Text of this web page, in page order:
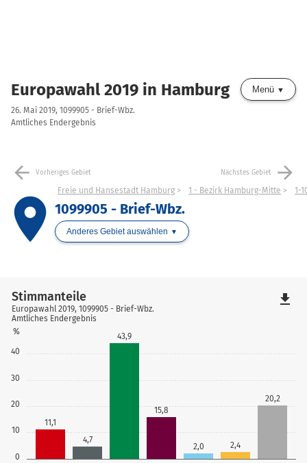
Europawahl 2019 in Hamburg
26. Mai 2019, 1099905 - Brief-Wbz.
Amtliches Endergebnis
Menü
arrow_back Vorheriges Gebiet Nächstes Gebiet arrow_forward
place
Freie und Hansestadt Hamburg 1 - Bezirk Hamburg-Mitte 1-
1099905 - Brief-Wbz.
Anderes Gebiet auswählen
0
10
20
30
40
%
11,1
4,7
43,9
15,8
2,0 2,4
20,2
Stimmanteile
Europawahl 2019, 1099905 - Brief-Wbz.
Amtliches Endergebnis
file_download